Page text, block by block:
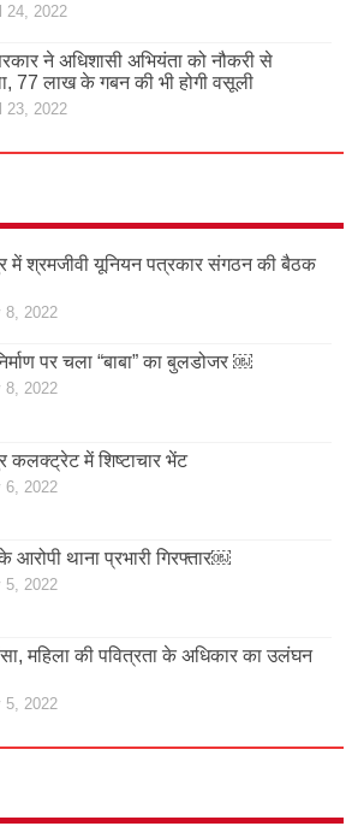
24, 2022
ने अधिशासी अभियंता को नौकरी से
77 लाख के गबन की भी होगी वसूली
23, 2022
में श्रमजीवी यूनियन पत्रकार संगठन की बैठक
8, 2022
पर चला “बाबा” का बुलडोजर ￼
8, 2022
कलक्ट्रेट में शिष्टाचार भेंट
6, 2022
आरोपी थाना प्रभारी गिरफ्तार￼
5, 2022
महिला की पवित्रता के अधिकार का उलंघन
5, 2022